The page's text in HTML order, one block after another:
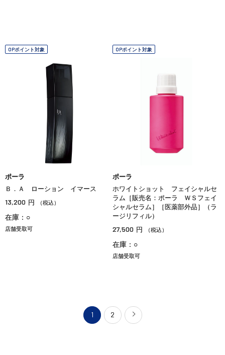
OPポイント対象
ポーラ
Ｂ．Ａ ローション イマース
13,200 円 （税込）
在庫：○
店舗受取可
OPポイント対象
ポーラ
ホワイトショット フェイシャルセ
ラム［販売名：ポーラ ＷＳフェイ
シャルセラム］［医薬部外品］（ラ
ージリフィル）
27,500 円 （税込）
在庫：○
店舗受取可
1 2